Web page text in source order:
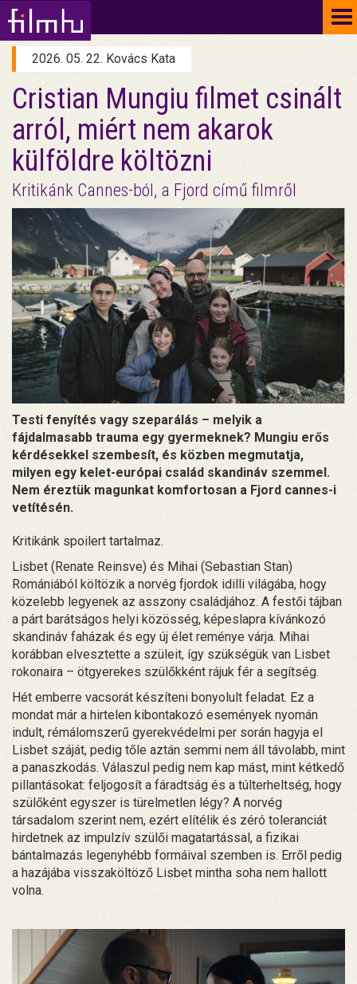
2026. 05. 22. Kovács Kata
Cristian Mungiu filmet csinált
arról, miért nem akarok
külföldre költözni
Kritikánk Cannes-ból, a Fjord című filmről
Testi fenyítés vagy szeparálás – melyik a
fájdalmasabb trauma egy gyermeknek? Mungiu erős
kérdésekkel szembesít, és közben megmutatja,
milyen egy kelet-európai család skandináv szemmel.
Nem éreztük magunkat komfortosan a Fjord cannes-i
vetítésén.
Kritikánk spoilert tartalmaz.
Lisbet (Renate Reinsve) és Mihai (Sebastian Stan)
Romániából költözik a norvég fjordok idilli világába, hogy
közelebb legyenek az asszony családjához. A festői tájban
a párt barátságos helyi közösség, képeslapra kívánkozó
skandináv faházak és egy új élet reménye várja. Mihai
korábban elvesztette a szüleit, így szükségük van Lisbet
rokonaira – ötgyerekes szülőkként rájuk fér a segítség.
Hét emberre vacsorát készíteni bonyolult feladat. Ez a
mondat már a hirtelen kibontakozó események nyomán
indult, rémálomszerű gyerekvédelmi per során hagyja el
Lisbet száját, pedig tőle aztán semmi nem áll távolabb, mint
a panaszkodás. Válaszul pedig nem kap mást, mint kétkedő
pillantásokat: feljogosít a fáradtság és a túlterheltség, hogy
szülőként egyszer is türelmetlen légy? A norvég
társadalom szerint nem, ezért elítélik és zéró toleranciát
hirdetnek az impulzív szülői magatartással, a fizikai
bántalmazás legenyhébb formáival szemben is. Erről pedig
a hazájába visszaköltöző Lisbet mintha soha nem hallott
volna.